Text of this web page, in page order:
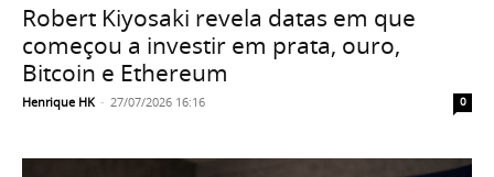
Robert Kiyosaki revela datas em que
começou a investir em prata, ouro,
Bitcoin e Ethereum
Henrique HK - 27/07/2026 16:16 0